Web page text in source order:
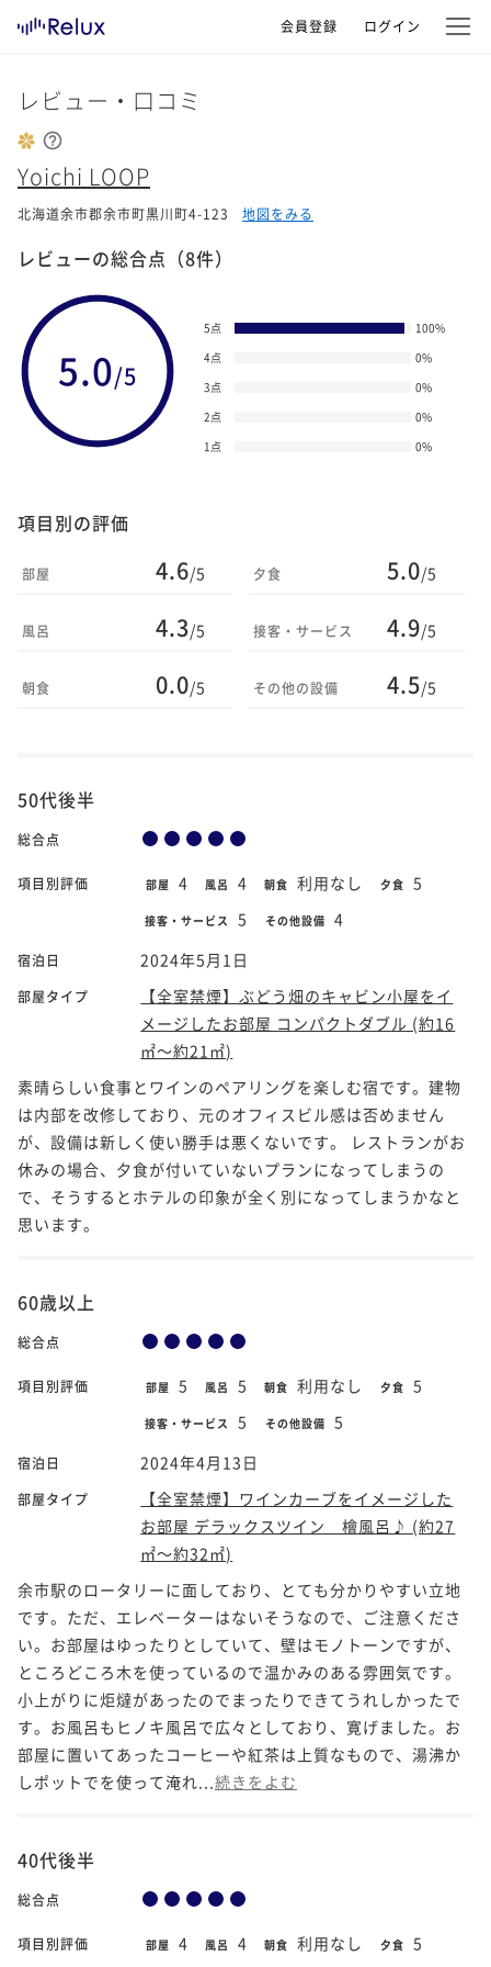
会員登録 ログイン
レビュー・口コミ
Yoichi LOOP
北海道余市郡余市町黒川町4-123 地図をみる
レビューの総合点 （8件）
5.0/5
5点 100%
4点
0%
3点
0%
2点
0%
1点
0%
項目別の評価
部屋 4.6/5
風呂 4.3/5
朝食 0.0/5
夕食 5.0/5
接客・サービス 4.9/5
その他の設備 4.5/5
50代後半
総合点
項目別評価 部屋 4 風呂 4 朝食 利用なし 夕食 5
接客・サービス 5 その他設備 4
宿泊日 2024年5月1日
部屋タイプ
【全室禁煙】ぶどう畑のキャビン小屋をイ
メージしたお部屋 コンパクトダブル (約16
㎡～約21㎡)
素晴らしい食事とワインのペアリングを楽しむ宿です。建物
は内部を改修しており、元のオフィスビル感は否めません
が、設備は新しく使い勝手は悪くないです。 レストランがお
休みの場合、夕食が付いていないプランになってしまうの
で、そうするとホテルの印象が全く別になってしまうかなと
思います。
60歳以上
総合点
項目別評価 部屋 5 風呂 5 朝食 利用なし 夕食 5
接客・サービス 5 その他設備 5
宿泊日 2024年4月13日
部屋タイプ
【全室禁煙】ワインカーブをイメージした
お部屋 デラックスツイン 檜風呂♪ (約27
㎡～約32㎡)
余市駅のロータリーに面しており、とても分かりやすい立地
です。ただ、エレベーターはないそうなので、ご注意くださ
い。お部屋はゆったりとしていて、壁はモノトーンですが、
ところどころ木を使っているので温かみのある雰囲気です。
小上がりに炬燵があったのでまったりできてうれしかったで
す。お風呂もヒノキ風呂で広々としており、寛げました。お
部屋に置いてあったコーヒーや紅茶は上質なもので、湯沸か
しポットでを使って淹れ... 続きをよむ
40代後半
総合点
項目別評価 部屋 4 風呂 4 朝食 利用なし 夕食 5